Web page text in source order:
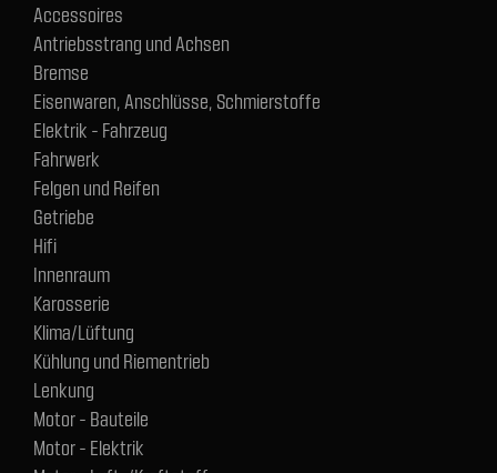
Accessoires
Antriebsstrang und Achsen
Bremse
Eisenwaren, Anschlüsse, Schmierstoffe
Elektrik - Fahrzeug
Fahrwerk
Felgen und Reifen
Getriebe
Hifi
Innenraum
Karosserie
Klima/Lüftung
Kühlung und Riementrieb
Lenkung
Motor - Bauteile
Motor - Elektrik